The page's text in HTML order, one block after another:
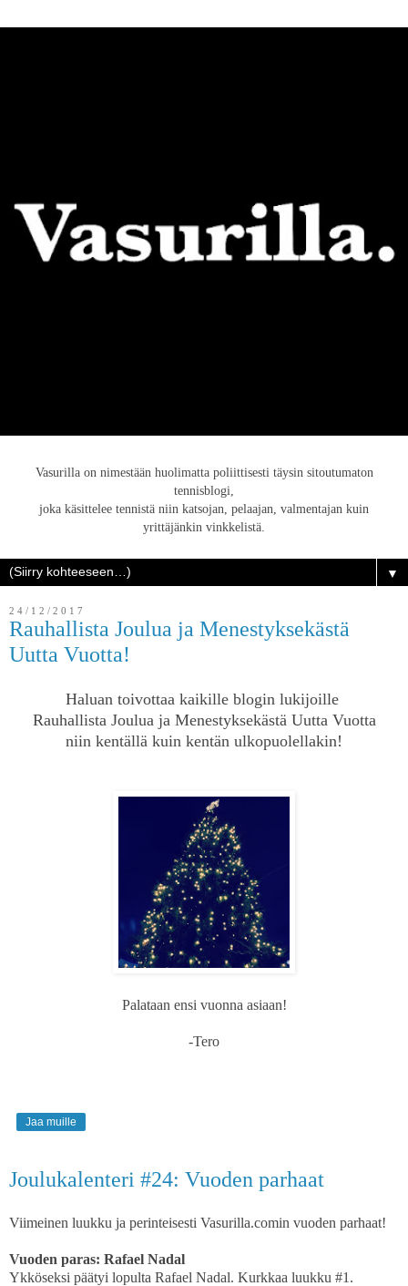
Vasurilla on nimestään huolimatta poliittisesti täysin sitoutumaton
tennisblogi,
joka käsittelee tennistä niin katsojan, pelaajan, valmentajan kuin
yrittäjänkin vinkkelistä.
▼
24/12/2017
Rauhallista Joulua ja Menestyksekästä
Uutta Vuotta!
Haluan toivottaa kaikille blogin lukijoille
Rauhallista Joulua ja Menestyksekästä Uutta Vuotta
niin kentällä kuin kentän ulkopuolellakin!
Palataan ensi vuonna asiaan!
-Tero
Jaa muille
Joulukalenteri #24: Vuoden parhaat
Viimeinen luukku ja perinteisesti Vasurilla.comin vuoden parhaat!
Vuoden paras: Rafael Nadal
Ykköseksi päätyi lopulta Rafael Nadal. Kurkkaa luukku #1.